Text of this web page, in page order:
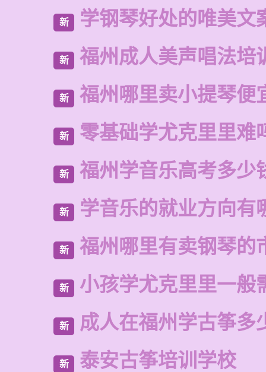
新 学钢琴好处的唯美文
新 福州成人美声唱法培
新 福州哪里卖小提琴便
新 零基础学尤克里里难
新 福州学音乐高考多少
新 学音乐的就业方向有
新 福州哪里有卖钢琴的
新 小孩学尤克里里一般
新 成人在福州学古筝多
新 泰安古筝培训学校